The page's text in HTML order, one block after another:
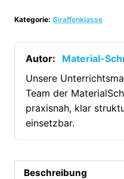
für
die
Giraffenklasse
[Digital]
Menge
Kategorie: Giraffenklasse
Autor:
Material-
Unsere
Team der
praxisnah, klar
einsetzbar.
Beschreibung